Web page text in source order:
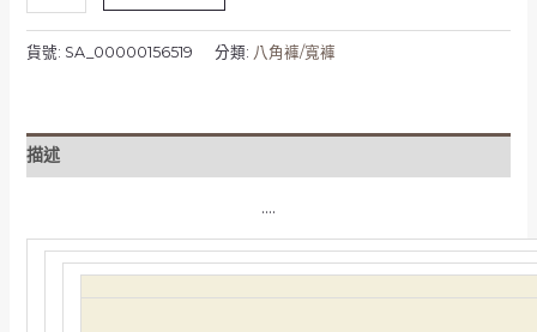
裙
數
貨號: SA_00000156519 分類: 八角褲/寬褲
描述
….